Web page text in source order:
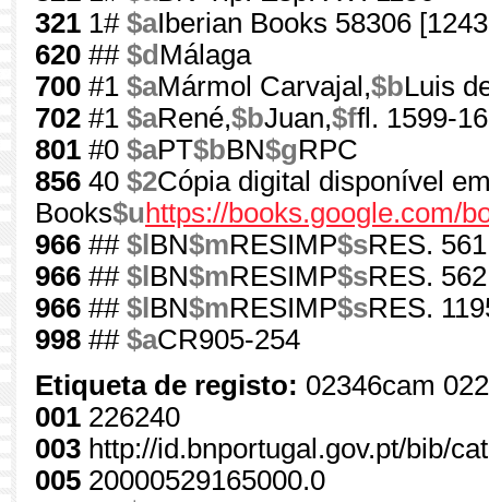
321 1# $aIberian Books 58306
620 ## $d Málaga
700 #1 $aMármol Carvajal,$bLuis
702 #1 $aRené,$bJuan,$ffl. 1599-
801 #0 $aPT$bBN$gRPC
856 40 $2Cópia digital disponível
Books$u https://books.google.com/
966 ## $l BN$mRESIMP$sRES.
966 ## $l BN$mRESIMP$sRES.
966 ## $l BN$mRESIMP$sRES.
998 ## $aCR905-254
Etiqueta de registo: 02346cam
001 226240
003 http://id.bnportugal.gov.pt/bib/
005 20000529165000.0